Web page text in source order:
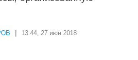
13:44, 27 июн 2018